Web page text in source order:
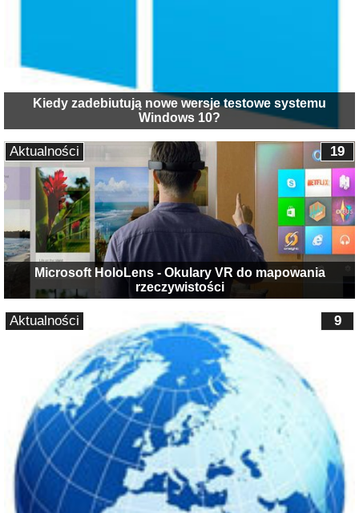
Kiedy zadebiutują nowe wersje testowe systemu
Windows 10?
Microsoft HoloLens - Okulary VR do mapowania
rzeczywistości
19
Aktualności
9
Aktualności